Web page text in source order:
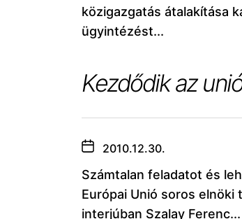
közigazgatás átalakítása
ügyintézést...
Kezdődik az
2010.12.30.
Számtalan feladatot és
Európai Unió soros
interjúban Szalay Ferenc...